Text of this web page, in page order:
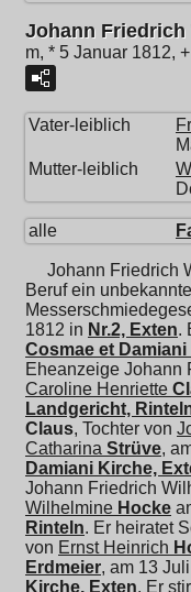
Johann
m, * 5 Januar 1812,
Vater-leiblich
Mutter-leiblich
alle
Johann Friedrich
Beruf ein
1812 in Nr.2, Exten.
Cosmae et
Eheanzeige Johann
Caroline Henriette
Landgericht,
Claus, Tochter von
Catharina Strüve,
Damiani Kirche,
Johann Friedrich
Wilhelmine Hocke
Rinteln. Er heiratet
von Ernst Heinrich
Erdmeier, am 13
Kirche, Exten. Er